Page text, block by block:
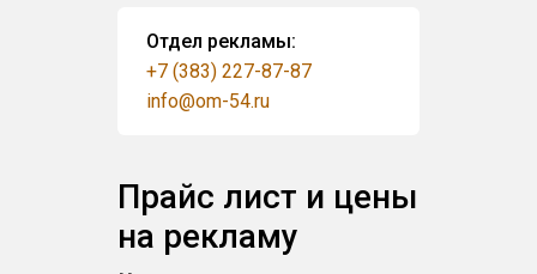
Отдел рекламы:
+7 (383) 227-87-87
info@om-54.ru
Прайс лист и цены
на рекламу